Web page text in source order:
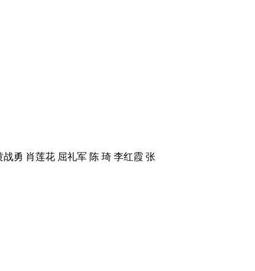
勇 肖莲花 屈礼军 陈 琦 李红霞 张